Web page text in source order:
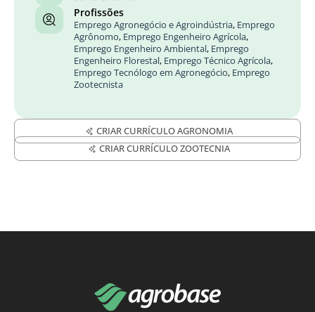
Profissões
Emprego Agronegócio e Agroindústria, Emprego
Agrônomo, Emprego Engenheiro Agrícola,
Emprego Engenheiro Ambiental, Emprego
Engenheiro Florestal, Emprego Técnico Agrícola,
Emprego Tecnólogo em Agronegócio, Emprego
Zootecnista
CRIAR CURRÍCULO AGRONOMIA
CRIAR CURRÍCULO ZOOTECNIA